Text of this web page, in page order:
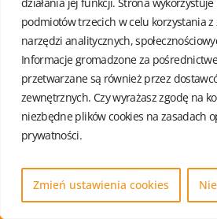
podmiotów trzecich w celu korzystania
narzędzi analitycznych,
Informacje gromadzone za
przetwarzane są również przez
zewnętrznych. Czy wyrażasz zgodę na
niezbędne plików cookies na zasadach
prywatności.
Zmień ustawienia cookies Nie